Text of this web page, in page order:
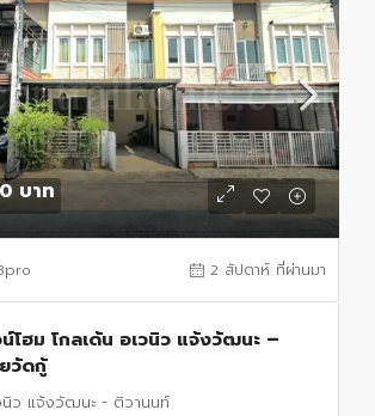
บาท
2 สัปดาห์ ที่ผ่านมา
โฮม โกลเด้น อเวนิว แจ้งวัฒนะ –
วัดกู้
นิว แจ้งวัฒนะ - ติวานนท์